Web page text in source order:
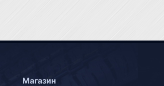
Магазин